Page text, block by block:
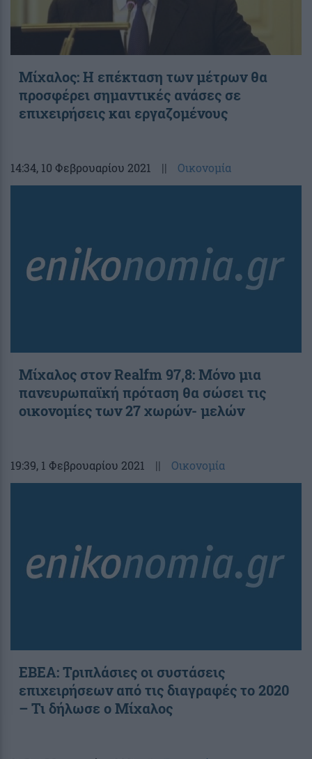
Μίχαλος: Η επέκταση των μέτρων θα
προσφέρει σημαντικές ανάσες σε
επιχειρήσεις και εργαζομένους
14:34, 10 Φεβρουαρίου 2021 || Οικονομία
Μίχαλος στον Realfm 97,8: Μόνο μια
πανευρωπαϊκή πρόταση θα σώσει τις
οικονομίες των 27 χωρών- μελών
19:39, 1 Φεβρουαρίου 2021 || Οικονομία
ΕΒΕΑ: Τριπλάσιες οι συστάσεις
επιχειρήσεων από τις διαγραφές το 2020
– Τι δήλωσε ο Μίχαλος